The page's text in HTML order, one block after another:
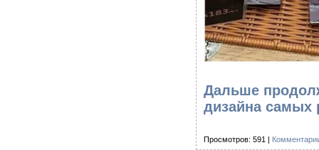
Дальше
дизайна самых
Просмотров: 591 |